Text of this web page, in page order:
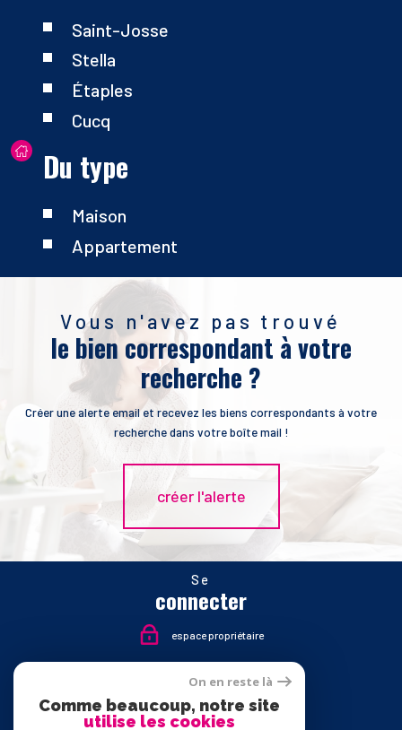
Saint-Josse
Stella
Étaples
Cucq
Du type
Maison
Appartement
Vous n'avez pas trouvé
le bien correspondant à votre
recherche ?
Créer une alerte email et recevez les biens correspondants à votre
recherche dans votre boîte mail !
créer l'alerte
Se
connecter
espace propriétaire
Nous
suivre
On en reste là
Comme beaucoup, notre site
utilise les cookies